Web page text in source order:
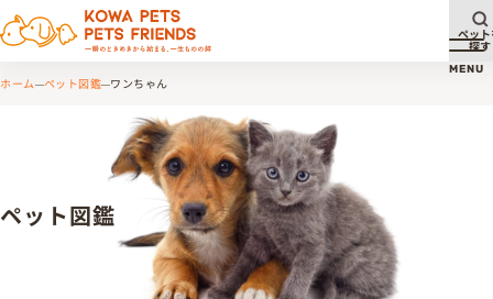
メ
MENU
ペッ
探す
ホーム ペット図鑑 ワンちゃん
ペット図鑑